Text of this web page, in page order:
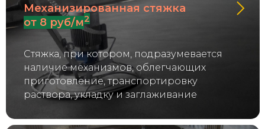
Механизированная стяжка
от 8 руб/м2
Стяжка, при котором, подразумевается
наличие механизмов, облегчающих
приготовление, транспортировку
раствора, укладку и заглаживание